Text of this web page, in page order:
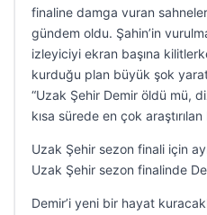
finaline damga vuran
gündem oldu. Şahin’in
izleyiciyi ekran başına
kurduğu plan büyük şok
“Uzak Şehir Demir öldü mü,
kısa sürede en çok
Uzak Şehir sezon finali için
Uzak Şehir sezon finalinde
Demir’i yeni bir hayat